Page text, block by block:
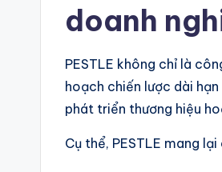
doanh
PESTLE không chỉ là
hoạch chiến lược dài
phát triển thương hiệu
Cụ thể, PESTLE mang